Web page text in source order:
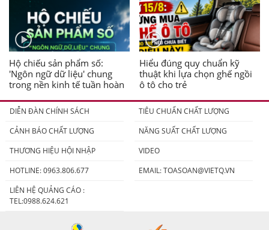
Hộ chiếu sản phẩm số:
'Ngôn ngữ dữ liệu' chung
trong nền kinh tế tuần hoàn
Hiểu đúng quy chuẩn kỹ
thuật khi lựa chọn ghế ngồi
ô tô cho trẻ
DIỄN ĐÀN CHÍNH SÁCH
TIÊU CHUẨN CHẤT LƯỢNG
CẢNH BÁO CHẤT LƯỢNG
NĂNG SUẤT CHẤT LƯỢNG
THƯƠNG HIỆU HỘI NHẬP
VIDEO
HOTLINE: 0963.806.677
EMAIL:TOASOAN@VIETQ.VN
LIÊN HỆ QUẢNG CÁO :
TEL:0988.624.621